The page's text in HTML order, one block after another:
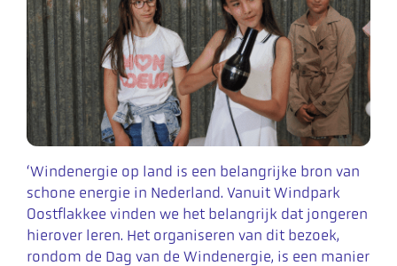
‘Windenergie op land is een belangrijke bron van
schone energie in Nederland. Vanuit Windpark
Oostflakkee vinden we het belangrijk dat jongeren
hierover leren. Het organiseren van dit bezoek,
rondom de Dag van de Windenergie, is een manier